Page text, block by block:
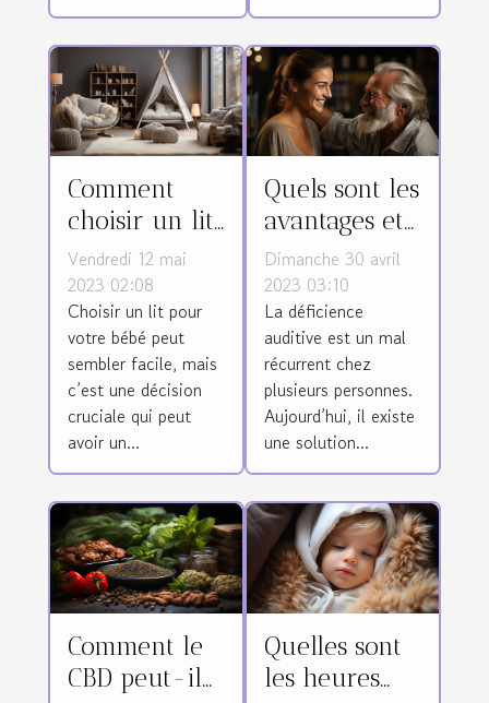
Comment
choisir un lit
adapté pour
son bébé ?
Vendredi 12 mai
2023 02:08
Choisir un lit pour
votre bébé peut
sembler facile, mais
c’est une décision
cruciale qui peut
avoir un...
Quels sont les
avantages et
les critères
de choix d’un
appareil
auditif ?
Dimanche 30 avril
2023 03:10
La déficience
auditive est un mal
récurrent chez
plusieurs personnes.
Aujourd’hui, il existe
une solution...
Comment le
CBD peut-il
Quelles sont
les heures